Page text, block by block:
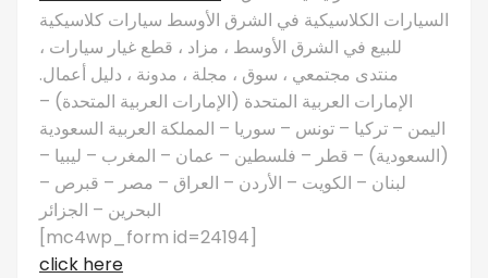
السيارات الكلاسيكية في الشرق الأوسط سيارات كلاسيكية
للبيع في الشرق الأوسط ، مزاد ، قطع غيار سيارات ،
منتدى مجتمعي ، سوق ، مجلة ، مدونة ، دليل أعمال.
الإمارات العربية المتحدة (الإمارات العربية المتحدة) –
اليمن – تركيا – تونس – سوريا – المملكة العربية السعودية
(السعودية) – قطر – فلسطين – عمان – المغرب – ليبيا –
لبنان – الكويت – الأردن – العراق – مصر – قبرص –
البحرين – الجزائر
[mc4wp_form id=24194]
click here